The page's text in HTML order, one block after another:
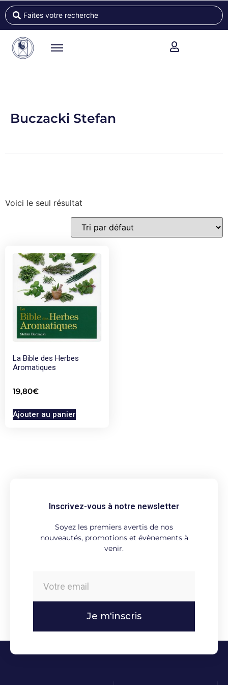
Buczacki Stefan
Voici le seul résultat
La Bible des Herbes
Aromatiques
19,80€
Ajouter au panier
Inscrivez-vous à notre newsletter
Soyez les premiers avertis de nos
nouveautés, promotions et évènements à
venir.
Je m'inscris